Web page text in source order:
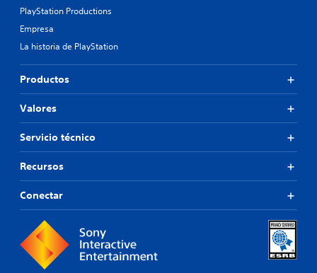
PlayStation Productions
Empresa
La historia de PlayStation
Productos
Valores
Servicio técnico
Recursos
Conectar